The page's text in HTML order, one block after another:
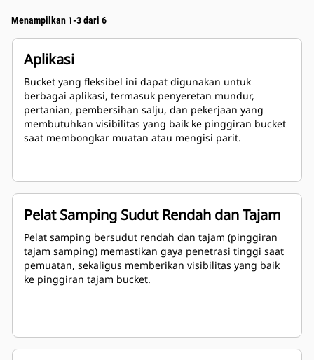
Menampilkan 1-3 dari 6
Aplikasi
Bucket yang fleksibel ini dapat digunakan untuk
berbagai aplikasi, termasuk penyeretan mundur,
pertanian, pembersihan salju, dan pekerjaan yang
membutuhkan visibilitas yang baik ke pinggiran bucket
saat membongkar muatan atau mengisi parit.
Pelat Samping Sudut Rendah dan Tajam
Pelat samping bersudut rendah dan tajam (pinggiran
tajam samping) memastikan gaya penetrasi tinggi saat
pemuatan, sekaligus memberikan visibilitas yang baik
ke pinggiran tajam bucket.